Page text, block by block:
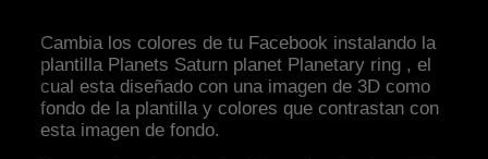
Cambia los colores de tu Facebook instalando la
plantilla Planets Saturn planet Planetary ring , el
cual esta diseñado con una imagen de 3D como
fondo de la plantilla y colores que contrastan con
esta imagen de fondo.